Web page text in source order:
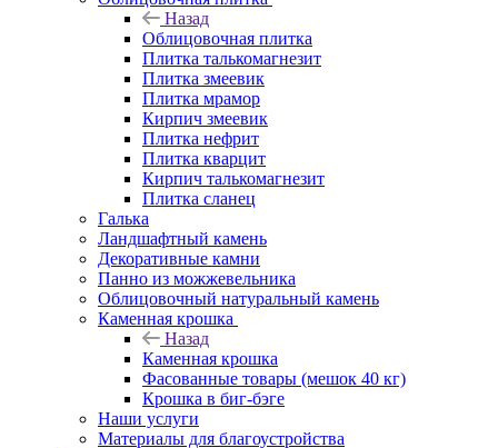
Назад
Облицовочная плитка
Плитка талькомагнезит
Плитка змеевик
Плитка мрамор
Кирпич змеевик
Плитка нефрит
Плитка кварцит
Кирпич талькомагнезит
Плитка сланец
Галька
Ландшафтный камень
Декоративные камни
Панно из можжевельника
Облицовочный натуральный камень
Каменная крошка
Назад
Каменная крошка
Фасованные товары (мешок 40 кг)
Крошка в биг-бэге
Наши услуги
Материалы для благоустройства